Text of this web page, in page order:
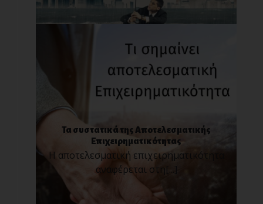
Τα συστατικά της Αποτελεσματικής
Επιχειρηματικότητας
Η αποτελεσματική επιχειρηματικότητα
αναφέρεται στη[...]